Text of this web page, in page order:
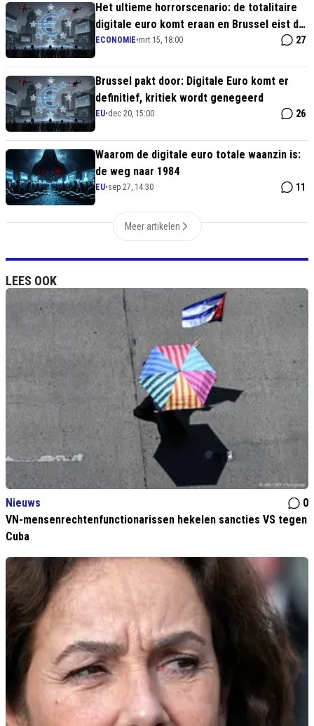
Het ultieme horrorscenario: de totalitaire
digitale euro komt eraan en Brussel eist de
macht over uw geld
ECONOMIE•mrt 15, 18:00 27
Brussel pakt door: Digitale Euro komt er
definitief, kritiek wordt genegeerd
EU•dec 20, 15:00 26
Waarom de digitale euro totale waanzin is:
de weg naar 1984
EU•sep 27, 14:30 11
Meer artikelen
LEES OOK
Nieuws
0
VN-mensenrechtenfunctionarissen hekelen sancties VS tegen
Cuba